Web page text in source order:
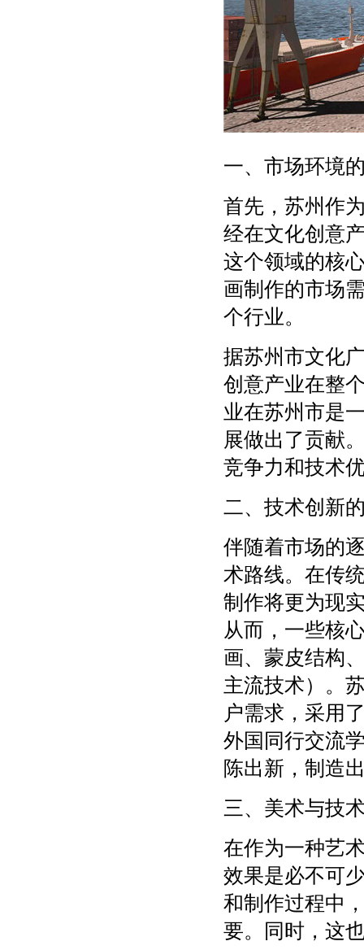
一、市场环境
首先，苏州作
经在文化创意
这个领域的核
画制作的市场
个行业。
据苏州市文化
创意产业在整
业在苏州市是
展做出了贡献
竞争力和技术
二、技术创新
伴随着市场的
术路线。在传
制作将更为现
从而，一些核
画、蒙皮结构
主流技术）。
户需求，采用
外国同行交流
陈出新，制造
三、美术与技
在作为一种艺
效果是必不可
和制作过程中
要。同时，这